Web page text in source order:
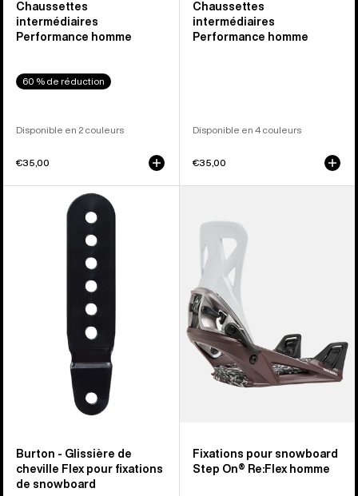
Chaussettes
intermédiaires
Performance homme
60 % de réduction
Disponible en 2 couleurs
€35,00
Chaussettes
intermédiaires
Performance homme
Disponible en 4 couleurs
€35,00
Burton - Glissière de
cheville Flex pour fixations
de snowboard
pour
snowboard
Step
On®
Re:Flex
pour
homme
Fixations pour snowboard
Step On® Re:Flex homme